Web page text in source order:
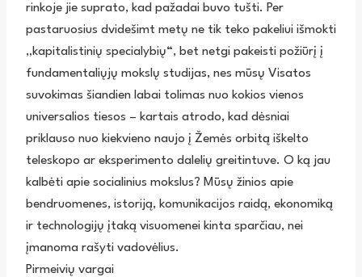
rinkoje jie suprato, kad pažadai buvo tušti. Per
pastaruosius dvidešimt metų ne tik teko pakeliui išmokti
„kapitalistinių specialybių“, bet netgi pakeisti požiūrį į
fundamentaliųjų mokslų studijas, nes mūsų Visatos
suvokimas šiandien labai tolimas nuo kokios vienos
universalios tiesos – kartais atrodo, kad dėsniai
priklauso nuo kiekvieno naujo į Žemės orbitą iškelto
teleskopo ar eksperimento dalelių greitintuve. O ką jau
kalbėti apie socialinius mokslus? Mūsų žinios apie
bendruomenes, istoriją, komunikacijos raidą, ekonomiką
ir technologijų įtaką visuomenei kinta sparčiau, nei
įmanoma rašyti vadovėlius.
Pirmeivių vargai